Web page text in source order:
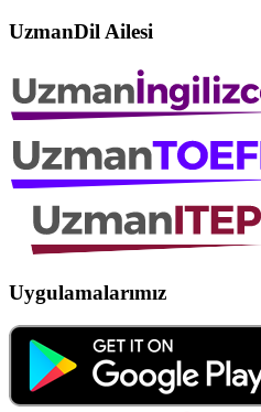
UzmanDil Ailesi
Uygulamalarımız